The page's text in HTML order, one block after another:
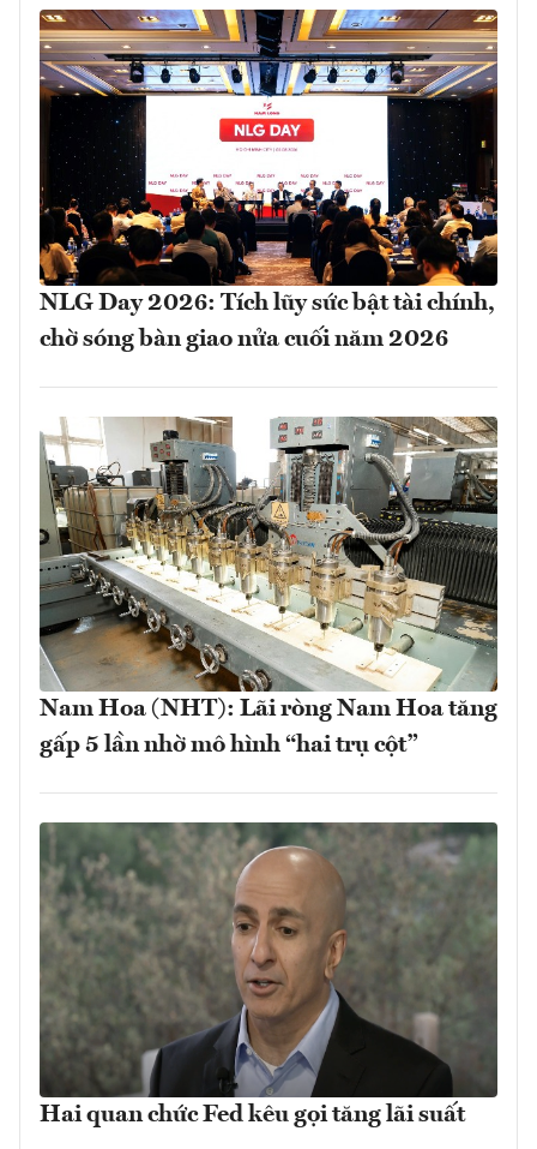
NLG Day 2026: Tích lũy sức bật tài chính,
chờ sóng bàn giao nửa cuối năm 2026
Nam Hoa (NHT): Lãi ròng Nam Hoa tăng
gấp 5 lần nhờ mô hình “hai trụ cột”
Hai quan chức Fed kêu gọi tăng lãi suất